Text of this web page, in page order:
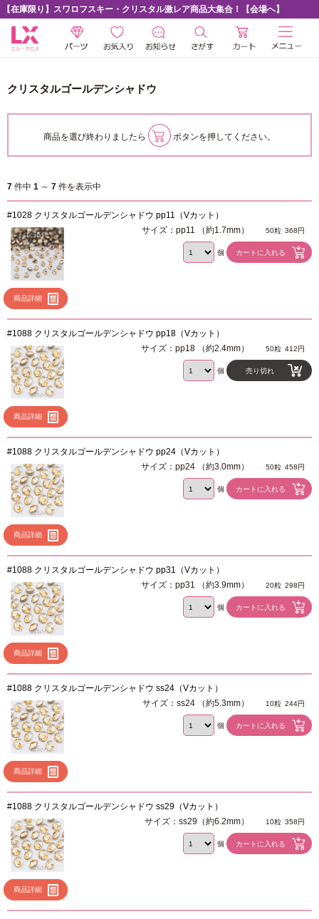
【在庫限り】スワロフスキー・クリスタル激レア商品大集合！【会場へ】
クリスタルゴールデンシャドウ
商品を選び終わりましたら ボタンを押してください。
7 件中 1 ～ 7 件を表示中
#1028 クリスタルゴールデンシャドウ pp11（Vカット）
商品詳細
サイズ：pp11 （約1.7mm） 50粒 368円
個
#1088 クリスタルゴールデンシャドウ pp18（Vカット）
商品詳細
サイズ：pp18 （約2.4mm） 50粒 412円
個 売り切れ
#1088 クリスタルゴールデンシャドウ pp24（Vカット）
商品詳細
サイズ：pp24 （約3.0mm） 50粒 458円
個
#1088 クリスタルゴールデンシャドウ pp31（Vカット）
商品詳細
サイズ：pp31 （約3.9mm） 20粒 298円
個
#1088 クリスタルゴールデンシャドウ ss24（Vカット）
商品詳細
サイズ：ss24 （約5.3mm） 10粒 244円
個
#1088 クリスタルゴールデンシャドウ ss29（Vカット）
商品詳細
サイズ：ss29（約6.2mm） 10粒 358円
個